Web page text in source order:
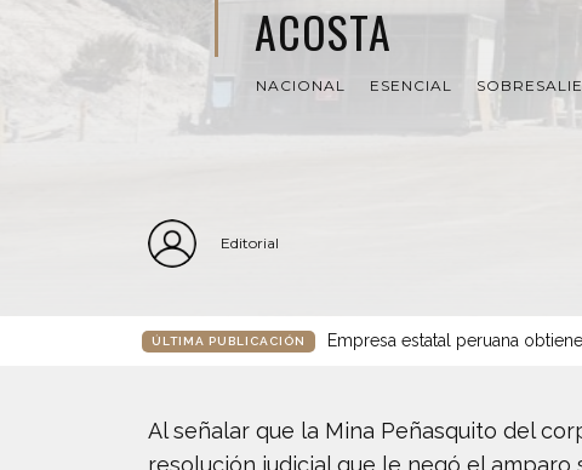
ACOSTA
NACIONAL ESENCIAL
Editorial
ÚLTIMA PUBLICACIÓN Empresa estatal peruana
Al señalar que la Mina Peñasquito del
resolución judicial que le negó el